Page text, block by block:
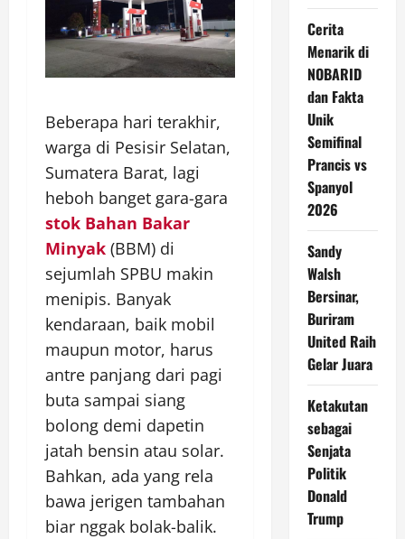
Beberapa hari terakhir,
warga di Pesisir Selatan,
Sumatera Barat, lagi
heboh banget gara-gara
stok Bahan Bakar
Minyak (BBM) di
sejumlah SPBU makin
menipis. Banyak
kendaraan, baik mobil
maupun motor, harus
antre panjang dari pagi
buta sampai siang
bolong demi dapetin
jatah bensin atau solar.
Bahkan, ada yang rela
bawa jerigen tambahan
biar nggak bolak-balik.
Cerita
Menarik di
NOBARID
dan Fakta
Unik
Semifinal
Prancis vs
Spanyol
2026
Sandy
Walsh
Bersinar,
Buriram
United Raih
Gelar Juara
Ketakutan
sebagai
Senjata
Politik
Donald
Trump